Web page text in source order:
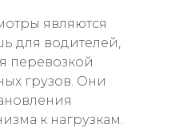
являются
для водителей,
перевозкой
грузов. Они
к нагрузкам.